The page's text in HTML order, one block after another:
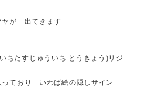
が 出てきます
たすじゅういち とうきょう)リジ
ており いわば絵の隠しサイン